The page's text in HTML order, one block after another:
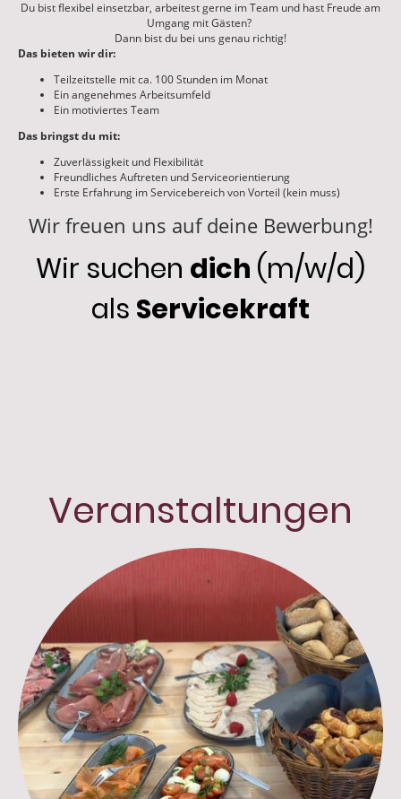
Du bist flexibel einsetzbar, arbeitest gerne im Team und hast Freude am
Umgang mit Gästen?
Dann bist du bei uns genau richtig!
Das bieten wir dir:
Teilzeitstelle mit ca. 100 Stunden im Monat
Ein angenehmes Arbeitsumfeld
Ein motiviertes Team
Das bringst du mit:
Zuverlässigkeit und Flexibilität
Freundliches Auftreten und Serviceorientierung
Erste Erfahrung im Servicebereich von Vorteil (kein muss)
Wir freuen uns auf deine Bewerbung!
Wir suchen dich (m/w/d)
als Servicekraft
Veranstaltungen